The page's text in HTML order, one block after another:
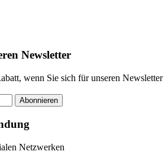
Newsletter
wenn Sie sich für unseren Newsletter
Abonnieren
Netzwerken